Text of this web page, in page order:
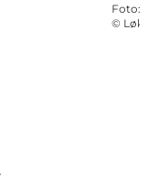
Foto:
©